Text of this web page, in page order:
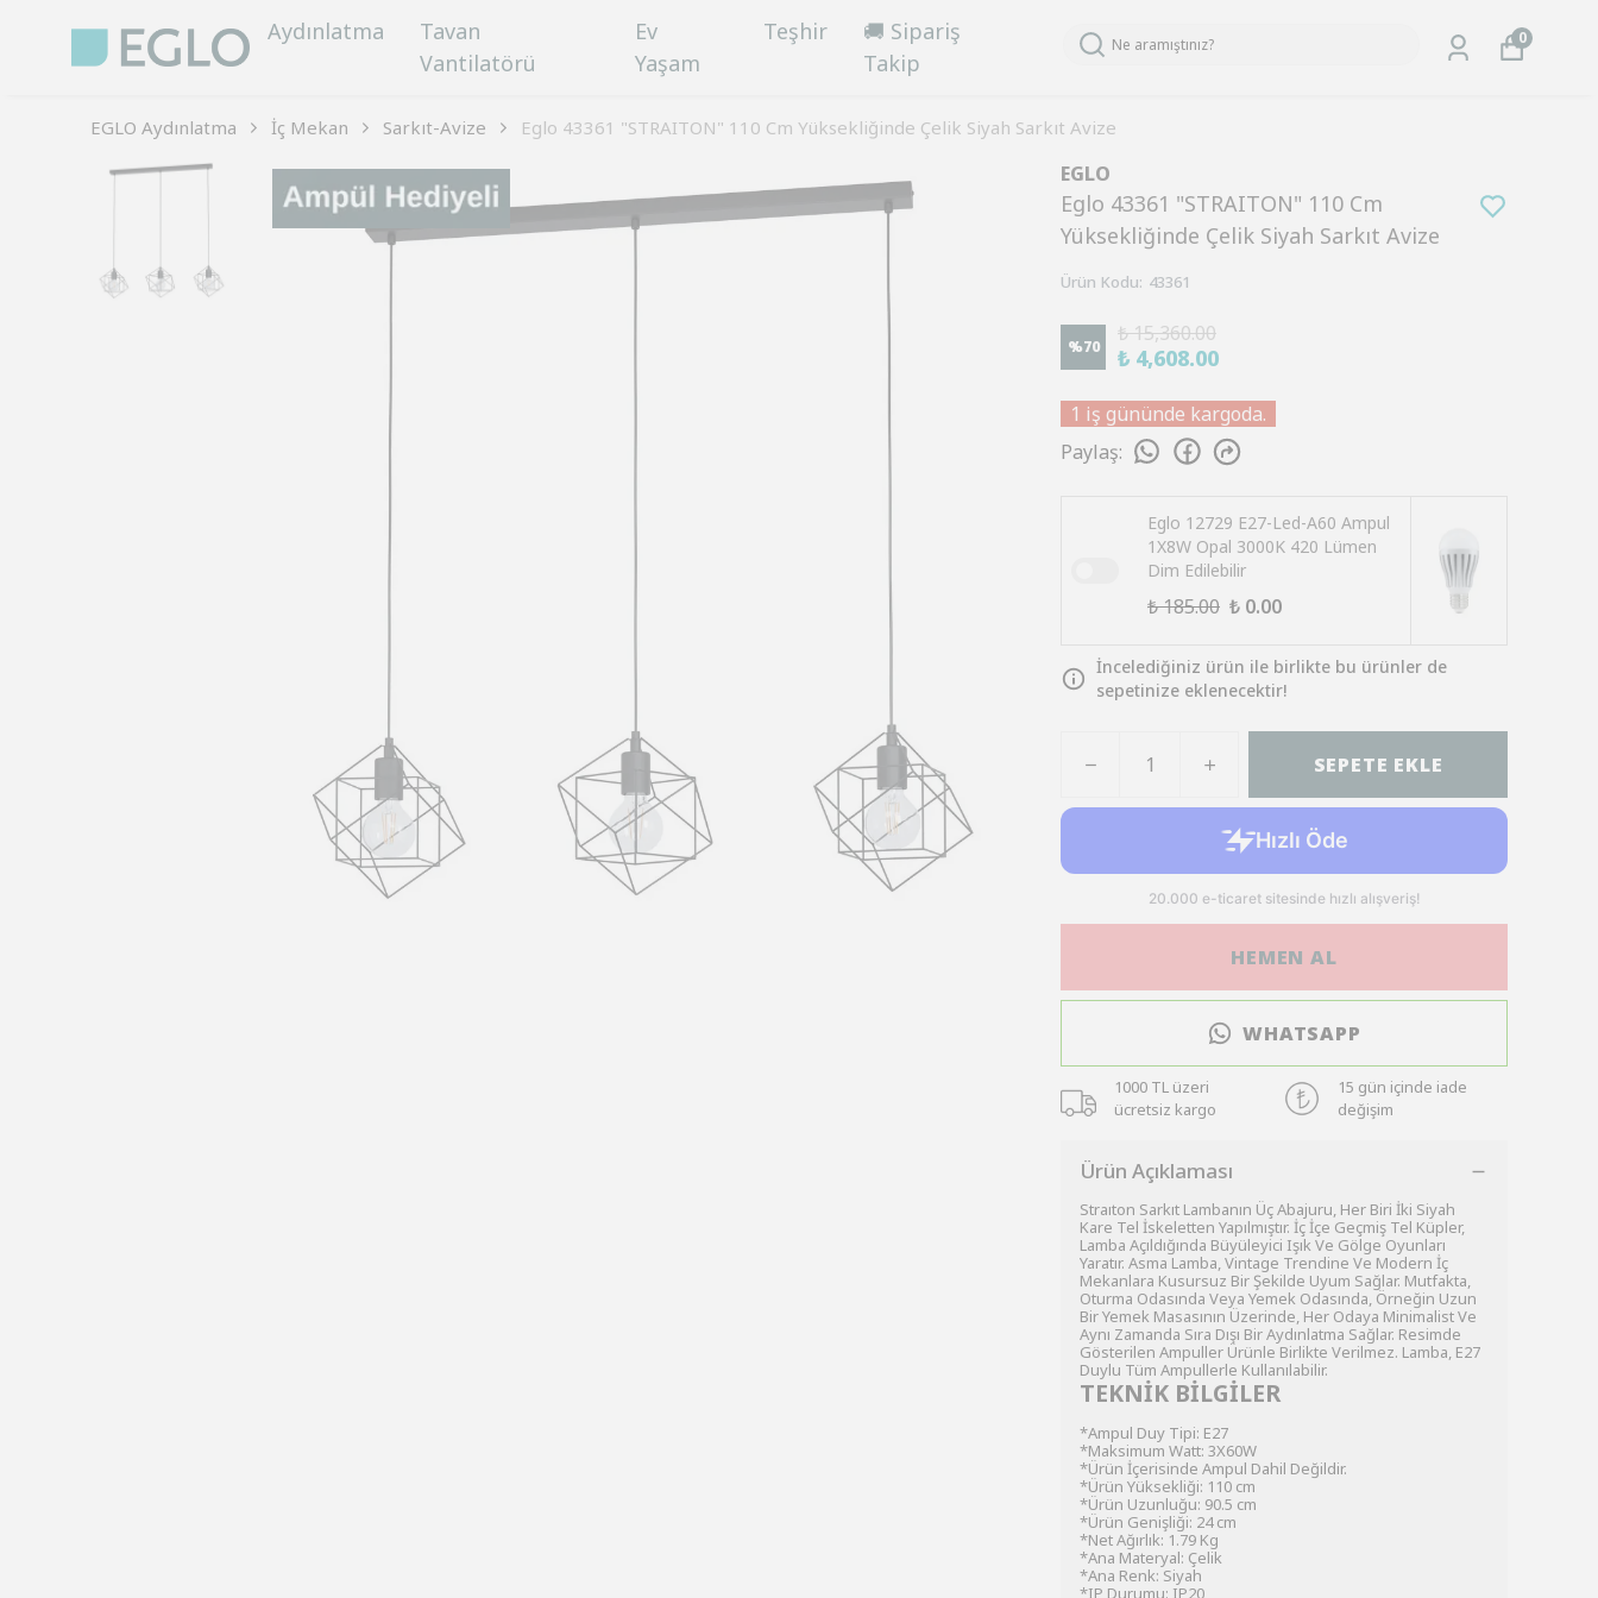
Aydınlatma
Tavan
Vantilatörü
Ev
Yaşam
Teşhir
🚚 Sipariş
Takip
0
EGLO Aydınlatma İç Mekan Sarkıt-Avize Eglo 43361 "STRAITON" 110 Cm Yüksekliğinde Çelik Siyah Sarkıt Avize
EGLO
Eglo 43361 "STRAITON" 110 Cm
Yüksekliğinde Çelik Siyah Sarkıt Avize
Ürün Kodu: 43361
%70
₺ 15,360.00
₺ 4,608.00
1 iş gününde kargoda.
Paylaş:
Eglo 12729 E27-Led-A60 Ampul
1X8W Opal 3000K 420 Lümen
Dim Edilebilir
₺ 185.00 ₺ 0.00
İncelediğiniz ürün ile birlikte bu ürünler de
sepetinize eklenecektir!
SEPETE EKLE
HEMEN AL
WHATSAPP
1000 TL üzeri
ücretsiz kargo
15 gün içinde iade
değişim
Ürün Açıklaması
Straıton Sarkıt Lambanın Üç Abajuru, Her Biri İki Siyah
Kare Tel İskeletten Yapılmıştır. İç İçe Geçmiş Tel Küpler,
Lamba Açıldığında Büyüleyici Işık Ve Gölge Oyunları
Yaratır. Asma Lamba, Vintage Trendine Ve Modern İç
Mekanlara Kusursuz Bir Şekilde Uyum Sağlar. Mutfakta,
Oturma Odasında Veya Yemek Odasında, Örneğin Uzun
Bir Yemek Masasının Üzerinde, Her Odaya Minimalist Ve
Aynı Zamanda Sıra Dışı Bir Aydınlatma Sağlar. Resimde
Gösterilen Ampuller Ürünle Birlikte Verilmez. Lamba, E27
Duylu Tüm Ampullerle Kullanılabilir.
TEKNİK BİLGİLER
*Ampul Duy Tipi: E27
*Maksimum Watt: 3X60W
*Ürün İçerisinde Ampul Dahil Değildir.
*Ürün Yüksekliği: 110 cm
*Ürün Uzunluğu: 90.5 cm
*Ürün Genişliği: 24 cm
*Net Ağırlık: 1.79 Kg
*Ana Materyal: Çelik
*Ana Renk: Siyah
*IP Durumu: IP20